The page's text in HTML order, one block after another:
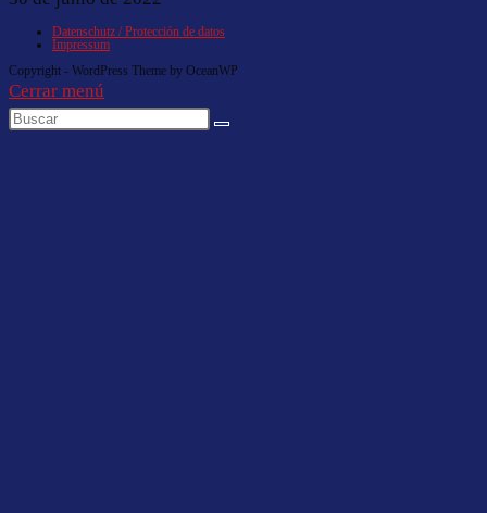
Datenschutz / Protección de datos
Impressum
Copyright - WordPress Theme by OceanWP
Cerrar menú